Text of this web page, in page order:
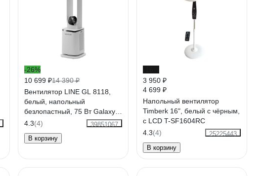
-26%
10 699 ₽14 390 ₽
Вентилятор LINE GL 8118,
белый, напольный
безлопастный, 75 Вт Galaxy
7050181180
4.3(4)
39851067
В корзину
3 950 ₽
4 699 ₽
Напольный вентилятор
Timberk 16", белый с чёрным,
с LCD T-SF1604RC
4.3(4)
25225443
В корзину